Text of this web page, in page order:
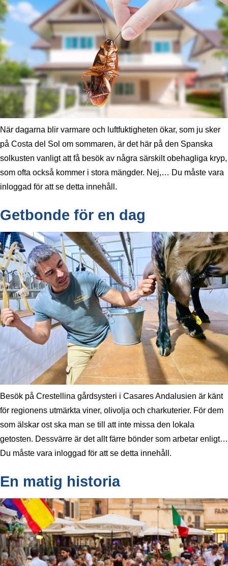
När dagarna blir varmare och luftfuktigheten ökar, som ju sker
på Costa del Sol om sommaren, är det här på den Spanska
solkusten vanligt att få besök av några särskilt obehagliga kryp,
som ofta också kommer i stora mängder. Nej,… Du måste vara
inloggad för att se detta innehåll.
Getbonde för en dag
Besök på Crestellina gårdsysteri i Casares Andalusien är känt
för regionens utmärkta viner, olivolja och charkuterier. För dem
som älskar ost ska man se till att inte missa den lokala
getosten. Dessvärre är det allt färre bönder som arbetar enligt…
Du måste vara inloggad för att se detta innehåll.
En matig historia